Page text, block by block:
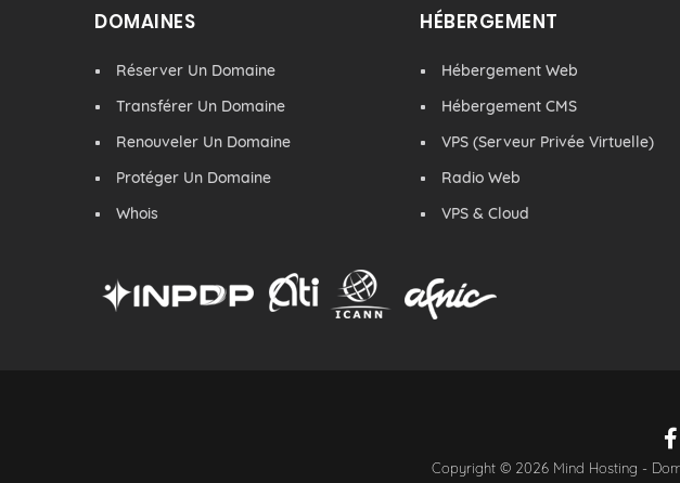
DOMAINES
Réserver Un Domaine
Transférer Un Domaine
Renouveler Un Domaine
Protéger Un Domaine
Whois
HÉBERGEMENT
Hébergement Web
Hébergement CMS
VPS (Serveur Privée Virtuelle)
Radio Web
VPS & Cloud
Copyright © 2026 Mind Hosting -